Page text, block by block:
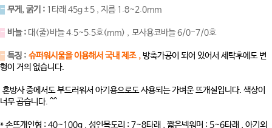
- 무게, 굵기 : 1타래 45g±5 , 지름 1.8~2.0mm
- 바늘 : 대(줄)바늘 4.5~5.5호(mm) , 모사용코바늘 6/0-7/0호
- 특징 : 슈퍼워시울을 이용해서 국내 제조 ,방축가공이 되어 있어서 세탁후에도 변
형이 거의 없습니다.
혼방사 중에서도 부드러워서 아기용으로도 사용되는 가벼운 뜨개실입니다. 색상이
너무 곱습니다. ^^
* 손뜨개인형 : 40~100g , 성인목도리 : 7~8타래 , 짧은넥워머 : 5~6타래 , 아기외